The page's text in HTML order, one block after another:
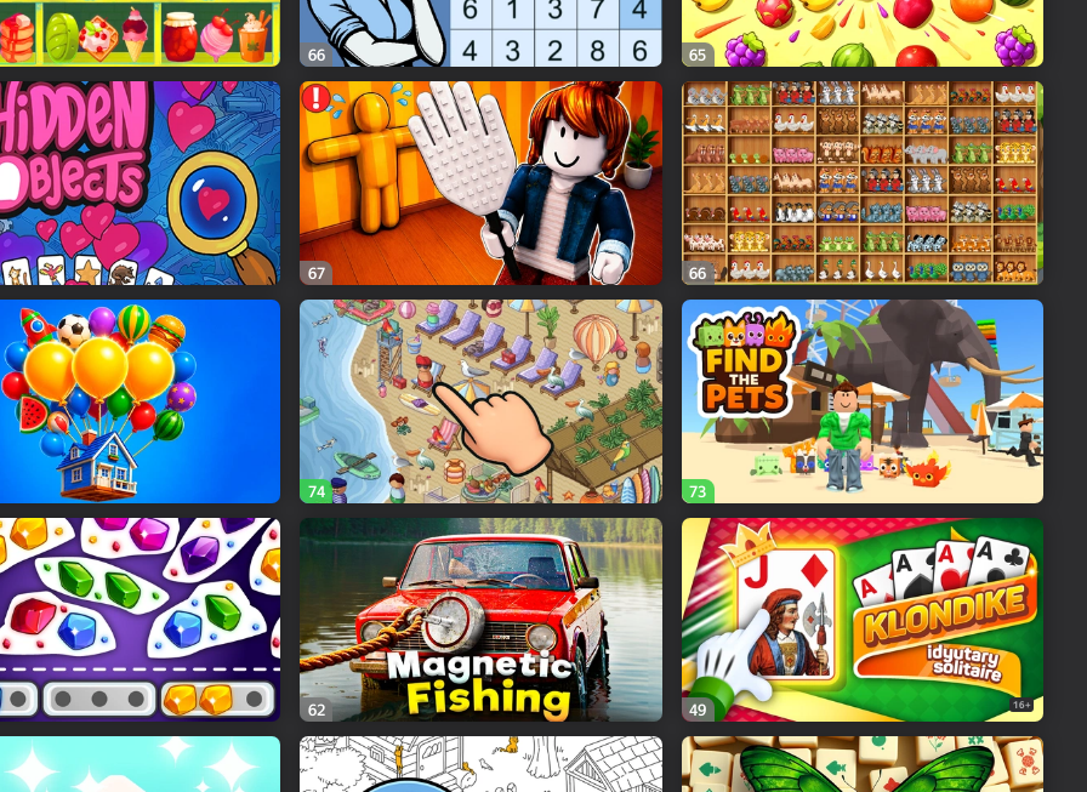
66 65
67 66
74 73
62 49 16+